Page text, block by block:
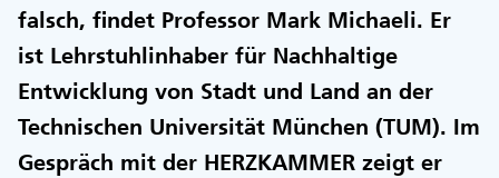
falsch, findet Professor Mark Michaeli. Er
ist Lehrstuhlinhaber für Nachhaltige
Entwicklung von Stadt und Land an der
Technischen Universität München (TUM). Im
Gespräch mit der HERZKAMMER zeigt er